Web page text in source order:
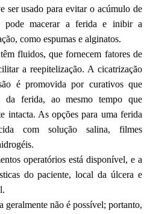
ser usado para evitar o acúmulo de
macerar a ferida e inibir a
como espumas e alginatos.
fluidos, que fornecem fatores de
a reepitelização. A cicatrização
é promovida por curativos que
da ferida, ao mesmo tempo que
intacta. As opções para uma ferida
com solução salina, filmes
operatórios está disponível, e a
do paciente, local da úlcera e
não é possível; portanto,